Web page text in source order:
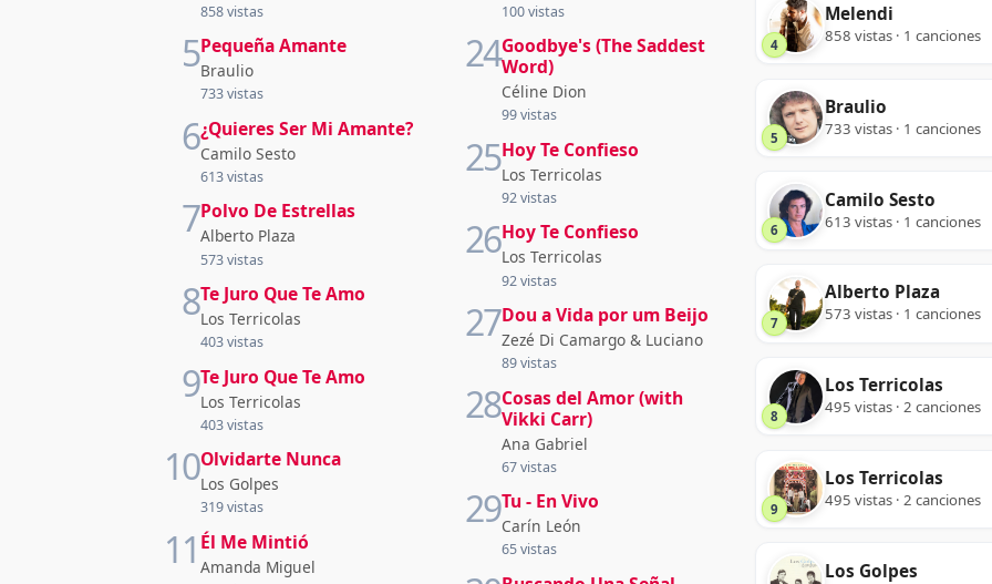
858 vistas
5Pequeña Amante
Braulio
733 vistas
6¿Quieres Ser Mi Amante?
Camilo Sesto
613 vistas
7Polvo De Estrellas
Alberto Plaza
573 vistas
8Te Juro Que Te Amo
Los Terricolas
403 vistas
9Te Juro Que Te Amo
Los Terricolas
403 vistas
10Olvidarte Nunca
Los Golpes
319 vistas
11 Él Me Mintió
Amanda Miguel
100 vistas
24Goodbye's (The Saddest
Word)
Céline Dion
99 vistas
25Hoy Te Confieso
Los Terricolas
92 vistas
26Hoy Te Confieso
Los Terricolas
92 vistas
27Dou a Vida por um Beijo
Zezé Di Camargo & Luciano
89 vistas
28Cosas del Amor (with
Vikki Carr)
Ana Gabriel
67 vistas
29Tu - En Vivo
Carín León
65 vistas
4
Melendi
858 vistas · 1 canciones
5
Braulio
733 vistas · 1 canciones
6
Camilo Sesto
613 vistas · 1 canciones
7
Alberto Plaza
573 vistas · 1 canciones
8
Los Terricolas
495 vistas · 2 canciones
9
Los Terricolas
495 vistas · 2 canciones
Los Golpes